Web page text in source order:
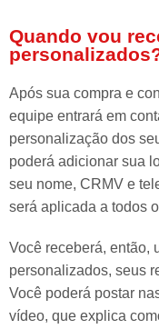
Quando vou
Após sua compra e
equipe entrará em
personalização dos
poderá adicionar sua
seu nome, CRMV e
será aplicada a todos
Você receberá, então,
personalizados, seus
Você poderá postar
vídeo, que explica